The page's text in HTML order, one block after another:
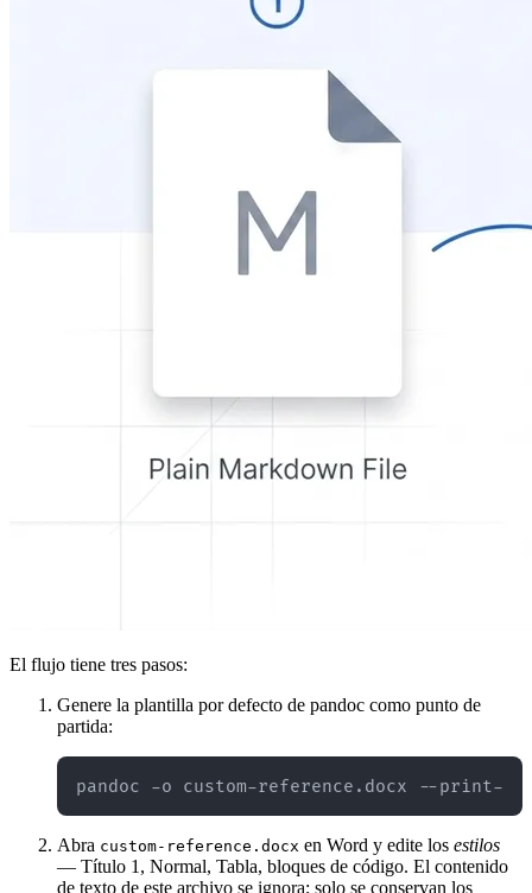
El flujo tiene tres pasos:
Genere la plantilla por defecto de pandoc como punto de
partida:
Abra custom-reference.docx en Word y edite los estilos
— Título 1, Normal, Tabla, bloques de código. El contenido
de texto de este archivo se ignora; solo se conservan los